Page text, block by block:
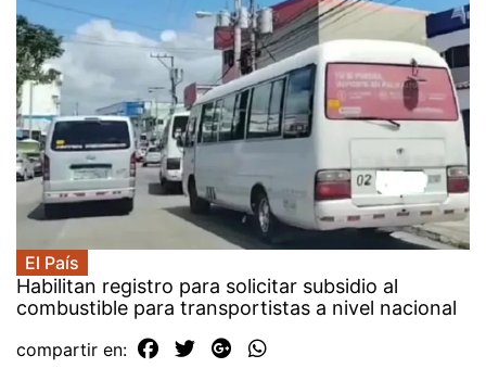
El País
Habilitan registro para solicitar subsidio al
combustible para transportistas a nivel nacional
compartir en: